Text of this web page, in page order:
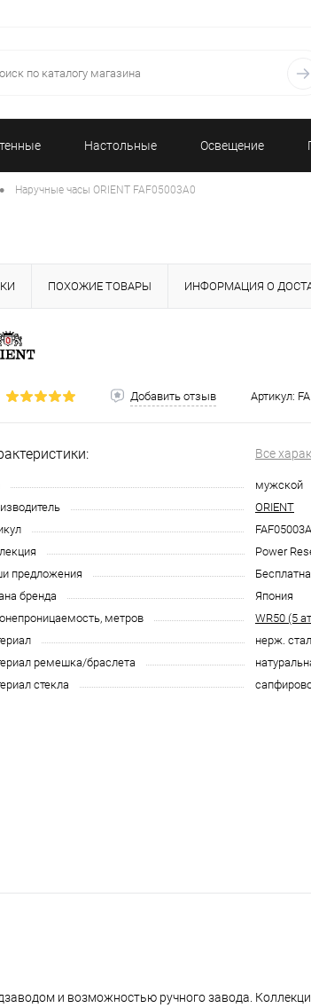
Настольные Освещение
• Наручные часы ORIENT FAF05003A0
ПОХОЖИЕ ТОВАРЫ ИНФОРМАЦИЯ О
Добавить отзыв Артикул:
Все
мужской
ORIENT
Power
предложения
бренда
Япония
метров
WR50 (5
нерж.
ремешка/браслета
стекла
и возможностью ручного завода.